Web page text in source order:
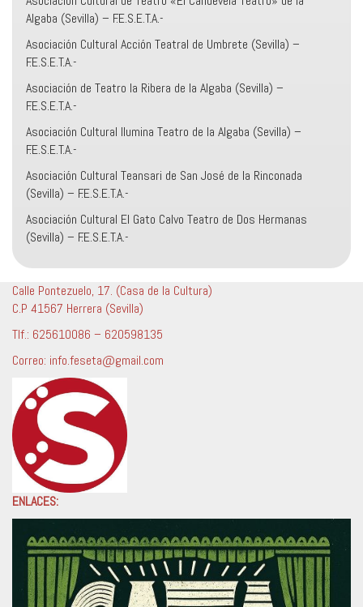
Algaba (Sevilla) – F.E.S.E.T.A.-
Asociación Cultural Acción Teatral de Umbrete (Sevilla) –
F.E.S.E.T.A.-
Asociación de Teatro la Ribera de la Algaba (Sevilla) –
F.E.S.E.T.A.-
Asociación Cultural Ilumina Teatro de la Algaba (Sevilla) –
F.E.S.E.T.A.-
Asociación Cultural Teansari de San José de la Rinconada
(Sevilla) – F.E.S.E.T.A.-
Asociación Cultural El Gato Calvo Teatro de Dos Hermanas
(Sevilla) – F.E.S.E.T.A.-
Calle Pontezuelo, 17. (Casa de la Cultura)
C.P 41567 Herrera (Sevilla)
Tlf.: 625610086 – 620598135
Correo: info.feseta@gmail.com
ENLACES: